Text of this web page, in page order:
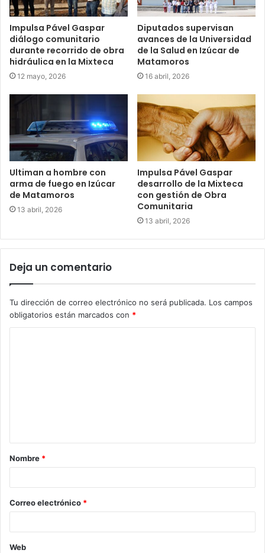
Impulsa Pável Gaspar
diálogo comunitario
durante recorrido de obra
hidráulica en la Mixteca
12 mayo, 2026
Diputados supervisan
avances de la Universidad
de la Salud en Izúcar de
Matamoros
16 abril, 2026
Ultiman a hombre con
arma de fuego en Izúcar
de Matamoros
13 abril, 2026
Impulsa Pável Gaspar
desarrollo de la Mixteca
con gestión de Obra
Comunitaria
13 abril, 2026
Deja un comentario
Tu dirección de correo electrónico no será publicada. Los campos
obligatorios están marcados con *
Nombre *
Correo electrónico *
Web